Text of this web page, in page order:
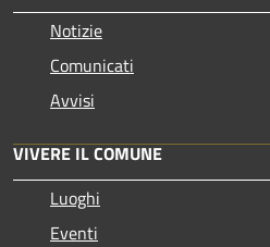
Notizie
Comunicati
Avvisi
VIVERE IL COMUNE
Luoghi
Eventi